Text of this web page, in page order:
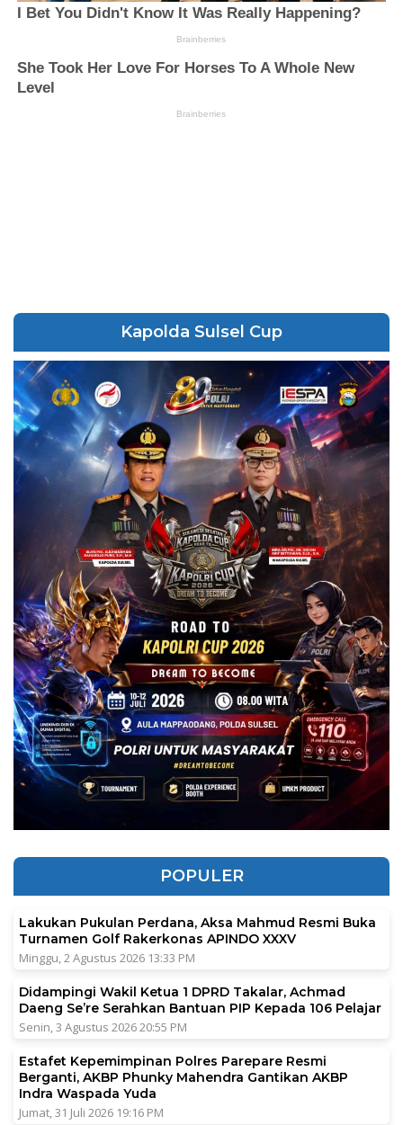
Kapolda Sulsel Cup
POPULER
Lakukan Pukulan Perdana, Aksa Mahmud Resmi Buka
Turnamen Golf Rakerkonas APINDO XXXV
Minggu, 2 Agustus 2026 13:33 PM
Didampingi Wakil Ketua 1 DPRD Takalar, Achmad
Daeng Se’re Serahkan Bantuan PIP Kepada 106 Pelajar
Senin, 3 Agustus 2026 20:55 PM
Estafet Kepemimpinan Polres Parepare Resmi
Berganti, AKBP Phunky Mahendra Gantikan AKBP
Indra Waspada Yuda
Jumat, 31 Juli 2026 19:16 PM